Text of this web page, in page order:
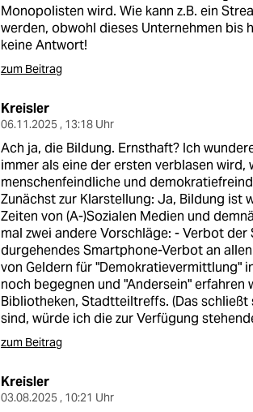
Monopolisten wird. Wie kann z.B. ein
werden, obwohl dieses Unternehmen bis
keine Antwort!
zum Beitrag
Kreisler
06.11.2025 , 13:18 Uhr
Ach ja, die Bildung. Ernsthaft? Ich
immer als eine der ersten verblasen wird,
menschenfeindliche und
Zunächst zur Klarstellung: Ja, Bildung ist
Zeiten von (A-)Sozialen Medien und
mal zwei andere Vorschläge: - Verbot
durgehendes Smartphone-Verbot an
von Geldern für "Demokratievermittlung"
noch begegnen und "Andersein" erfahren
Bibliotheken, Stadtteiltreffs. (Das
sind, würde ich die zur Verfügung
zum Beitrag
Kreisler
03.08.2025 , 10:21 Uhr